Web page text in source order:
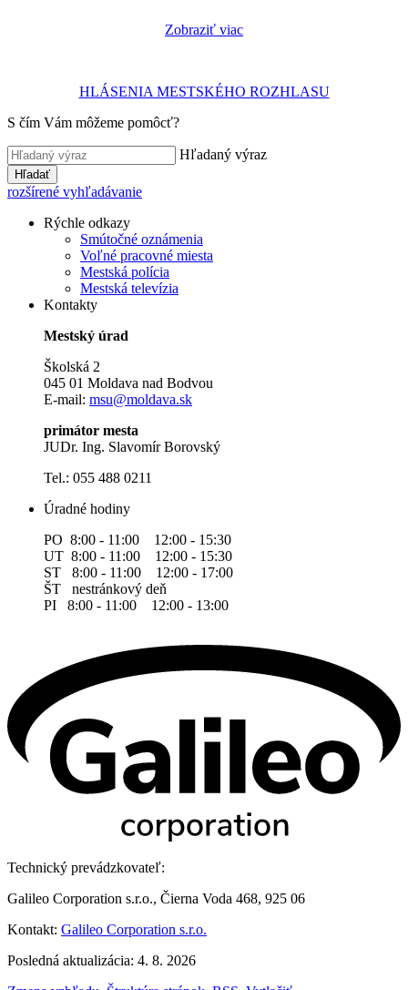
Zobraziť viac
HLÁSENIA MESTSKÉHO ROZHLASU
S čím Vám môžeme pomôcť?
Hľadaný výraz
Hľadať
rozšírené vyhľadávanie
Rýchle odkazy
Smútočné oznámenia
Voľné pracovné miesta
Mestská polícia
Mestská televízia
Kontakty
Mestský úrad
Školská 2
045 01 Moldava nad Bodvou
E-mail: msu@moldava.sk
primátor mesta
JUDr. Ing. Slavomír Borovský
Tel.: 055 488 0211
Úradné hodiny
PO 8:00 - 11:00 12:00 - 15:30
UT 8:00 - 11:00 12:00 - 15:30
ST 8:00 - 11:00 12:00 - 17:00
ŠT nestránkový deň
PI 8:00 - 11:00 12:00 - 13:00
Technický prevádzkovateľ:
Galileo Corporation s.r.o., Čierna Voda 468, 925 06
Kontakt: Galileo Corporation s.r.o.
Posledná aktualizácia: 4. 8. 2026